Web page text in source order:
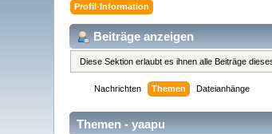
Profil-Information
Beiträge anzeigen
Diese Sektion erlaubt es ihnen alle Beiträge
Nachrichten Themen Dateianhänge
Themen - yaapu